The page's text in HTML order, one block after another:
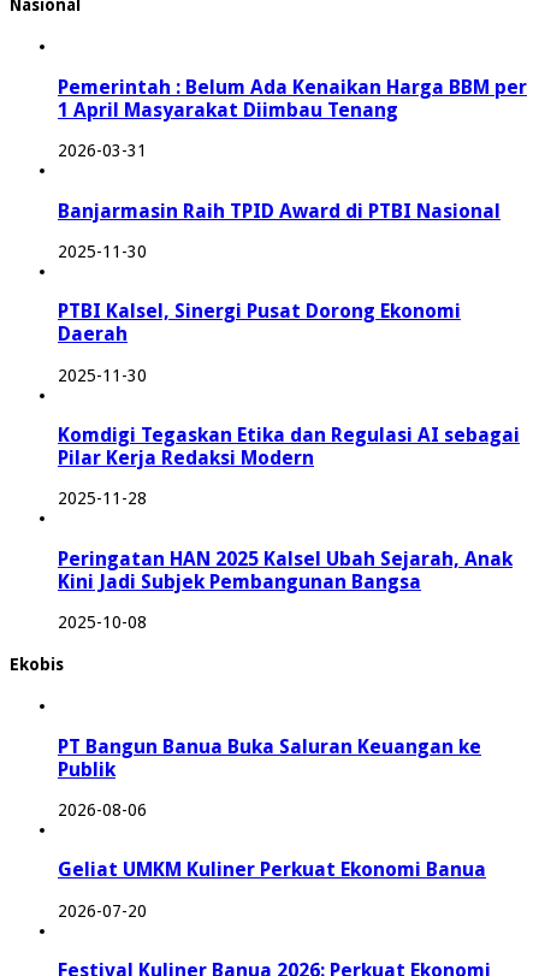
Nasional
Pemerintah : Belum Ada Kenaikan Harga BBM per
1 April Masyarakat Diimbau Tenang
2026-03-31
Banjarmasin Raih TPID Award di PTBI Nasional
2025-11-30
PTBI Kalsel, Sinergi Pusat Dorong Ekonomi
Daerah
2025-11-30
Komdigi Tegaskan Etika dan Regulasi AI sebagai
Pilar Kerja Redaksi Modern
2025-11-28
Peringatan HAN 2025 Kalsel Ubah Sejarah, Anak
Kini Jadi Subjek Pembangunan Bangsa
2025-10-08
Ekobis
PT Bangun Banua Buka Saluran Keuangan ke
Publik
2026-08-06
Geliat UMKM Kuliner Perkuat Ekonomi Banua
2026-07-20
Festival Kuliner Banua 2026: Perkuat Ekonomi